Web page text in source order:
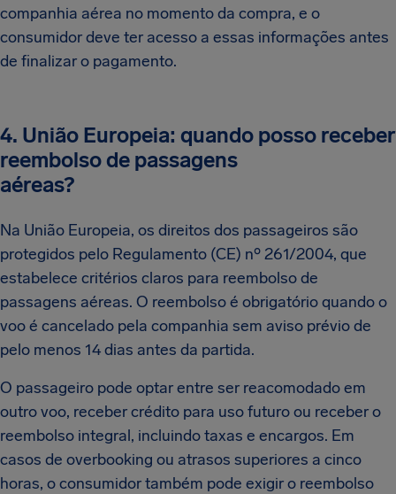
companhia aérea no momento da compra, e o
consumidor deve ter acesso a essas informações antes
de finalizar o pagamento.
4. União Europeia: quando posso receber
reembolso de passagens
aéreas?
Na União Europeia, os direitos dos passageiros são
protegidos pelo Regulamento (CE) nº 261/2004, que
estabelece critérios claros para reembolso de
passagens aéreas. O reembolso é obrigatório quando o
voo é cancelado pela companhia sem aviso prévio de
pelo menos 14 dias antes da partida.
O passageiro pode optar entre ser reacomodado em
outro voo, receber crédito para uso futuro ou receber o
reembolso integral, incluindo taxas e encargos. Em
casos de overbooking ou atrasos superiores a cinco
horas, o consumidor também pode exigir o reembolso